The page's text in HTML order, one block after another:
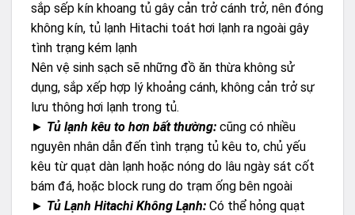
sắp sếp kín khoang tủ gây cản trở cánh trở, nên đóng
không kín, tủ lạnh Hitachi toát hơi lạnh ra ngoài gây
tình trạng kém lạnh
Nên vệ sinh sạch sẽ những đồ ăn thừa không sử
dụng, sắp xếp hợp lý khoảng cánh, không cản trở sự
lưu thông hơi lạnh trong tủ.
► Tủ lạnh kêu to hơn bất thường: cũng có nhiều
nguyên nhân dẫn đến tình trạng tủ kêu to, chủ yếu
kêu từ quạt dàn lạnh hoặc nóng do lâu ngày sát cốt
bám đá, hoặc block rung do trạm ống bên ngoài
► Tủ Lạnh Hitachi Không Lạnh: Có thể hỏng quạt